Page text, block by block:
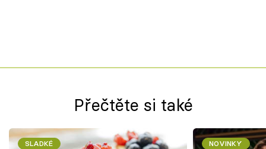
Přečtěte si také
SLADKÉ NOVINKY